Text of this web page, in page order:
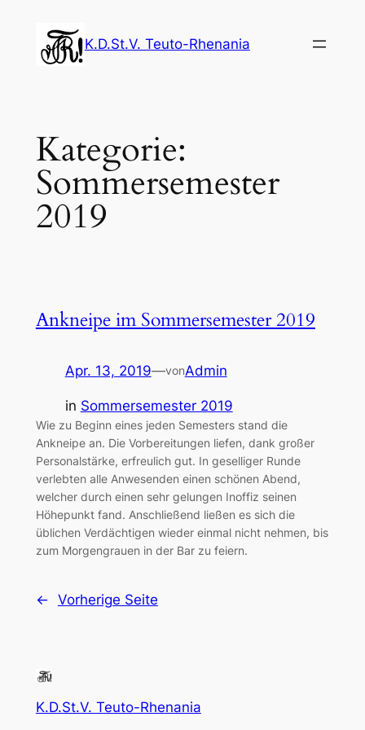
springen
K.D.St.V. Teuto-Rhenania
Kategorie:
Sommersemester
2019
Ankneipe im Sommersemester 2019
Apr. 13, 2019—vonAdmin
in Sommersemester 2019
Wie zu Beginn eines jeden Semesters stand die
Ankneipe an. Die Vorbereitungen liefen, dank großer
Personalstärke, erfreulich gut. In geselliger Runde
verlebten alle Anwesenden einen schönen Abend,
welcher durch einen sehr gelungen Inoffiz seinen
Höhepunkt fand. Anschließend ließen es sich die
üblichen Verdächtigen wieder einmal nicht nehmen, bis
zum Morgengrauen in der Bar zu feiern.
← Vorherige Seite
K.D.St.V. Teuto-Rhenania